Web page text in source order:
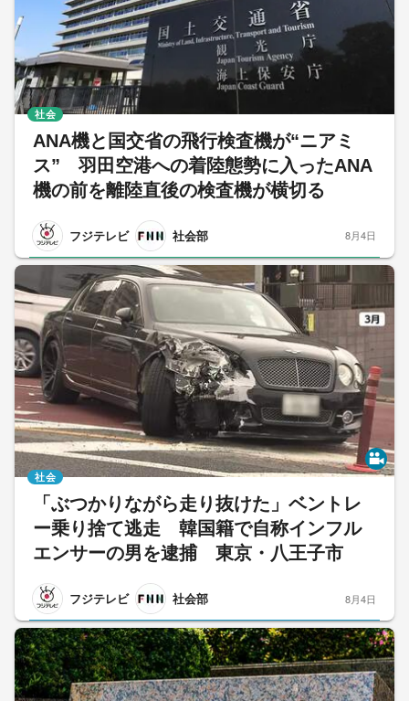
ANA機と国交省の飛行検査機が“ニアミ
ス” 羽田空港への着陸態勢に入ったANA
機の前を離陸直後の検査機が横切る
フジテレビ 社会部
社会
8月4日
「ぶつかりながら走り抜けた」ベントレ
ー乗り捨て逃走 韓国籍で自称インフル
エンサーの男を逮捕 東京・八王子市
フジテレビ 社会部
社会
8月4日